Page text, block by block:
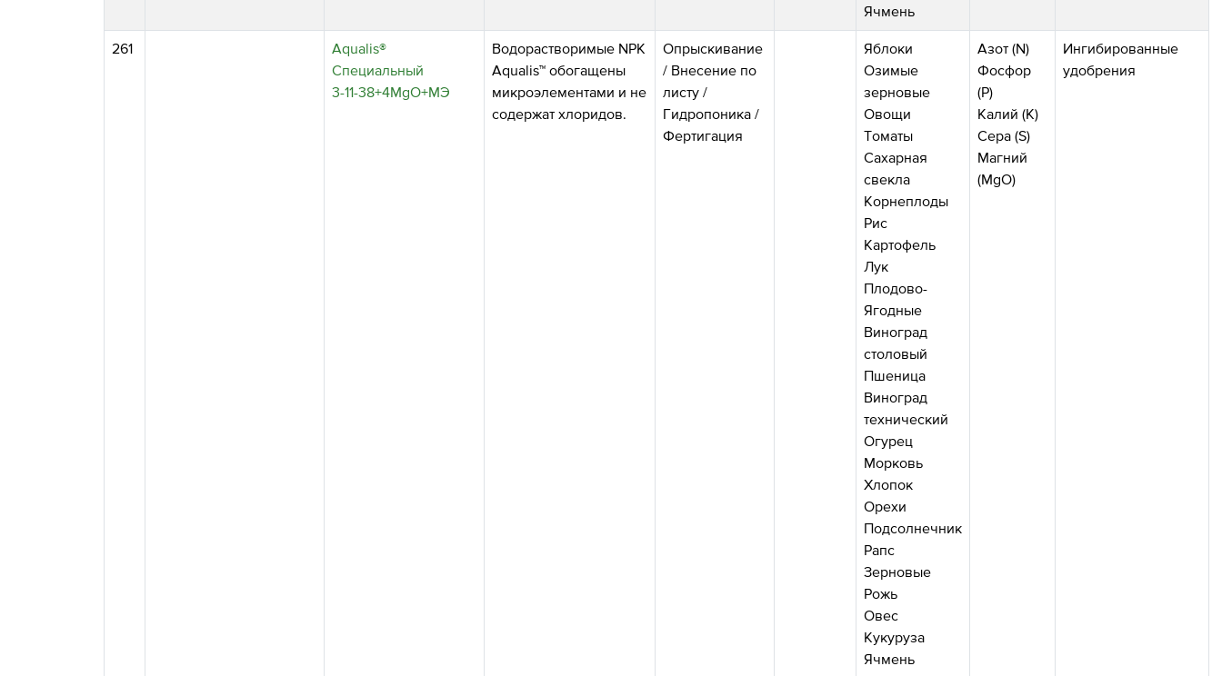
Ячмень
261
Aqualis®
Специальный
3⁠-11⁠⁠-38+4MgO+МЭ
Водорастворимые NPK
Aqualis™ обогащены
микроэлементами и не
содержат хлоридов.
Опрыскивание
/ Внесение по
листу /
Гидропоника /
Фертигация
Яблоки
Озимые
зерновые
Овощи
Томаты
Сахарная
свекла
Корнеплоды
Рис
Картофель
Лук
Плодово-
Ягодные
Виноград
столовый
Пшеница
Виноград
технический
Огурец
Морковь
Хлопок
Орехи
Подсолнечник
Рапс
Зерновые
Рожь
Овес
Кукуруза
Ячмень
Азот (N)
Фосфор
(P)
Калий (K)
Сера (S)
Магний
(MgO)
Ингибированные
удобрения